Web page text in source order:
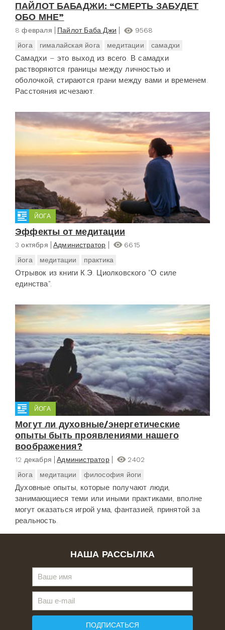
ПАЙЛОТ БАБАДЖИ: “СМЕРТЬ ЗАБУДЕТ
ОБО МНЕ”
8 февраля Пайлот Баба Джи
9568
йога
гималайская йога медитации самадхи
Самадхи – это выход из всего. В самадхи
растворяются границы между личностью и
оболочкой, стираются грани между вами и временем.
Расстояния исчезают.
ЙОГА
Эффекты от медитации
3 октября Администратор
6615
йога
медитации практика
Отрывок из книги К.Э. Циолковского "О силе
единства".
ЙОГА
Могут ли духовные/энергетические
опыты быть проявлениями нашего
воображения?
12 декабря Администратор
2402
йога
медитации философия йоги
Духовные опыты, которые получают люди,
занимающиеся теми или иными практиками, вполне
могут оказаться игрой ума, фантазией, принятой за
реальность.
НАША РАССЫЛКА
ПОДПИСАТЬСЯ